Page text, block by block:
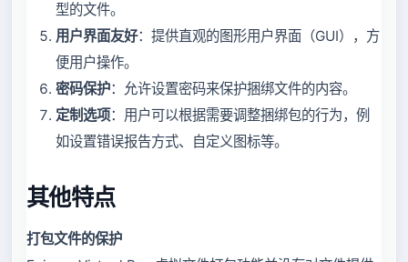
型的文件。
用户界面友好：提供直观的图形用户界面（GUI），方
便用户操作。
密码保护：允许设置密码来保护捆绑文件的内容。
定制选项：用户可以根据需要调整捆绑包的行为，例
如设置错误报告方式、自定义图标等。
其他特点
打包文件的保护